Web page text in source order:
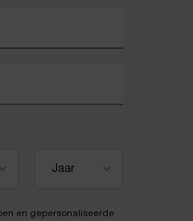
en gepersonaliseerde